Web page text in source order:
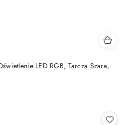
LED RGB, Tarcza Szara,